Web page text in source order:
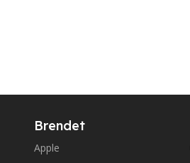
Brendet
Apple